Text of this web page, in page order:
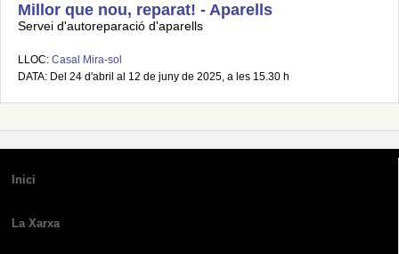
Millor que nou, reparat! - Aparells
Servei d'autoreparació d'aparells
LLOC: Casal Mira-sol
DATA: Del 24 d'abril al 12 de juny de 2025, a les 15.30 h
Inici
La Xarxa